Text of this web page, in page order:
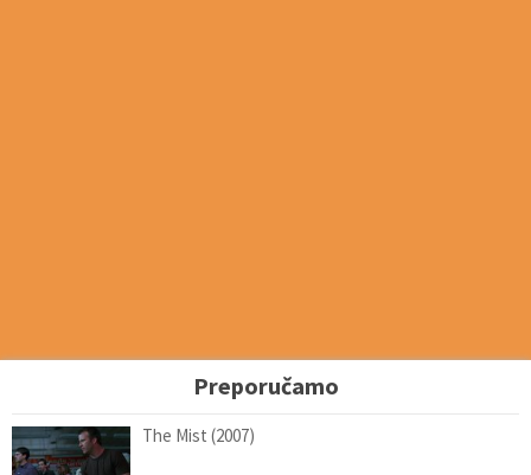
Preporučamo
The Mist (2007)